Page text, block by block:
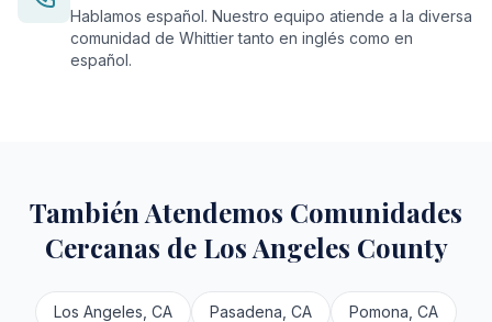
Hablamos español. Nuestro equipo atiende a la diversa
comunidad de Whittier tanto en inglés como en
español.
También Atendemos Comunidades
Cercanas de Los Angeles County
Los Angeles, CA Pasadena, CA Pomona, CA